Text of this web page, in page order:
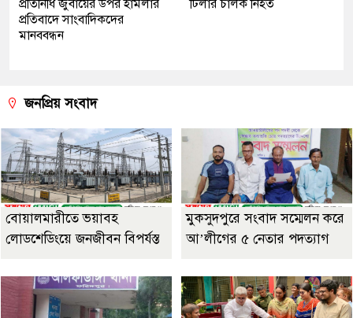
প্রতিনিধি জুবায়ের উপর হামলার
প্রতিবাদে সাংবাদিকদের
মানববন্ধন
টিলার চালক নিহত
জনপ্রিয় সংবাদ
বোয়ালমারীতে ভয়াবহ
লোডশেডিংয়ে জনজীবন বিপর্যস্ত
মুকসুদপুরে সংবাদ সম্মেলন করে
আ’লীগের ৫ নেতার পদত্যাগ